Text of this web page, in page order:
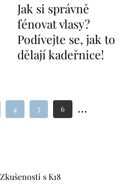
Jak si správně
fénovat vlasy?
Podívejte se, jak to
dělají kadeřnice!
…
4 5 6
Zkušenosti s K18